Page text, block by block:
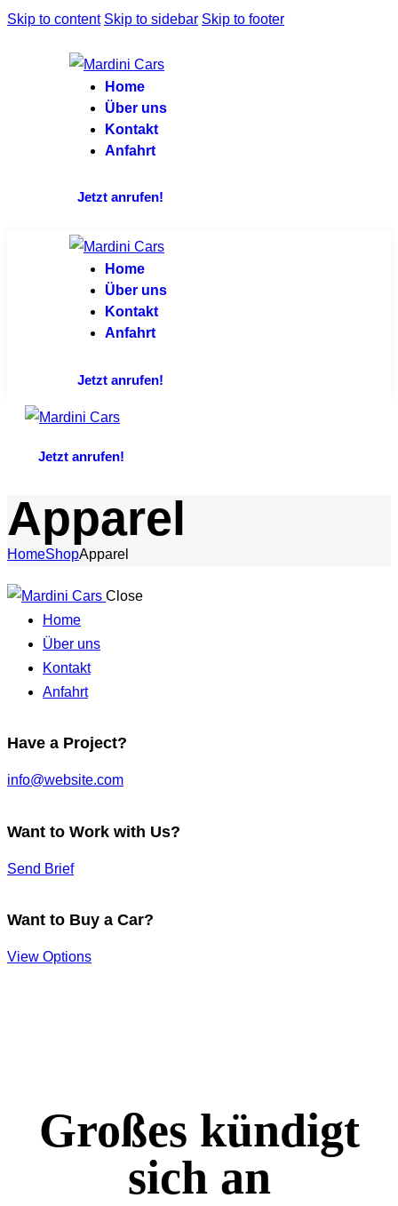
Skip to content Skip to sidebar Skip to footer
Home
Über uns
Kontakt
Anfahrt
Jetzt anrufen!
Home
Über uns
Kontakt
Anfahrt
Jetzt anrufen!
Jetzt anrufen!
Apparel
HomeShopApparel
Close
Home
Über uns
Kontakt
Anfahrt
Have a Project?
info@website.com
Want to Work with Us?
Send Brief
Want to Buy a Car?
View Options
Großes kündigt
sich an